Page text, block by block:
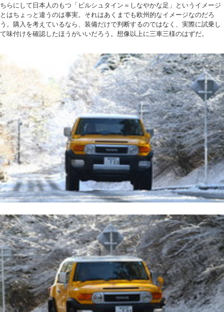
ちらにして日本人のもつ「ビルシュタイン＝しなやかな足」というイメージ
とはちょっと違うのは事実。それはあくまでも欧州的なイメージなのだろ
う。購入を考えているなら、装備だけで判断するのではなく、実際に試乗し
て味付けを確認したほうがいいだろう。想像以上に三車三様のはずだ。